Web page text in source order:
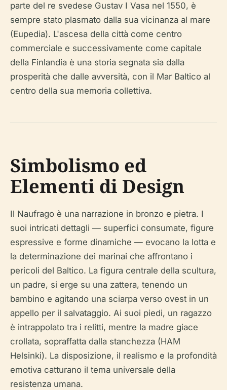
parte del re svedese Gustav I Vasa nel 1550, è
sempre stato plasmato dalla sua vicinanza al mare
(Eupedia). L'ascesa della città come centro
commerciale e successivamente come capitale
della Finlandia è una storia segnata sia dalla
prosperità che dalle avversità, con il Mar Baltico al
centro della sua memoria collettiva.
Simbolismo ed
Elementi di Design
Il Naufrago è una narrazione in bronzo e pietra. I
suoi intricati dettagli — superfici consumate, figure
espressive e forme dinamiche — evocano la lotta e
la determinazione dei marinai che affrontano i
pericoli del Baltico. La figura centrale della scultura,
un padre, si erge su una zattera, tenendo un
bambino e agitando una sciarpa verso ovest in un
appello per il salvataggio. Ai suoi piedi, un ragazzo
è intrappolato tra i relitti, mentre la madre giace
crollata, sopraffatta dalla stanchezza (HAM
Helsinki). La disposizione, il realismo e la profondità
emotiva catturano il tema universale della
resistenza umana.